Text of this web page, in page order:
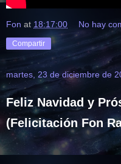
Fon at 18:17:00 No hay
Compartir
martes, 23 de diciembre de
Feliz Navidad y
(Felicitación Fon